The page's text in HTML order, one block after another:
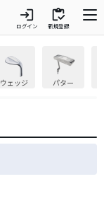
login
ログイン
inventory
新規登録
ウェッジ パター